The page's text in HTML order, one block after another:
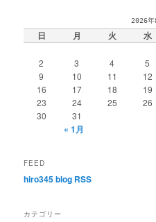
2026年
日 月 火 水
2
3 4 5
9
10 11 12
16
17 18 19
23
24 25 26
30
31
« 1月
FEED
hiro345 blog RSS
カテゴリー